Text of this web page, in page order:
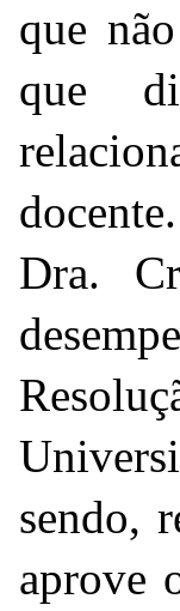
que
que
Dra.
sendo,
aprove